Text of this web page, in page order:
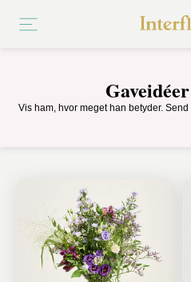
Vis ham, hvor meget han betyder.